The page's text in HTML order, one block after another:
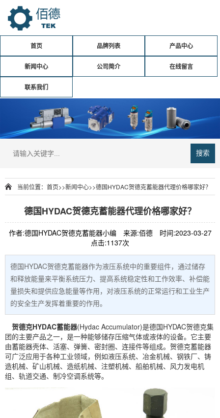
首页 品牌列表 产品中心
新闻中心 公司简介 在线留言
联系我们
搜索
当前位置： 首页>>新闻中心>>德国HYDAC贺德克蓄能器代理价格哪家好？
德国HYDAC贺德克蓄能器代理价格哪家好？
作者:德国HYDAC贺德克蓄能器小编 来源:佰德
时间:2023-03-27
点击:1137次
德国HYDAC贺德克蓄能器作为液压系统中的重要组件，通过储存
和释放能量来平衡系统压力、提高系统稳定性和工作效率、补偿能
量损失和提供应急能量等作用，对液压系统的正常运行和工业生产
的安全生产发挥着重要的作用。
贺德克HYDAC蓄能器(Hydac Accumulator)是德国HYDAC贺德克集
团的主要产品之一，是一种能够储存压缩气体或液体的设备。它主要
由蓄能器壳体、活塞、弹簧、密封圈、连接件等组成。贺德克蓄能器
可广泛应用于各种工业领域，例如液压系统、冶金机械、钢铁厂、铸
造机械、矿山机械、造纸机械、注塑机械、船舶机械、风力发电机
组、轨道交通、制冷空调系统等。